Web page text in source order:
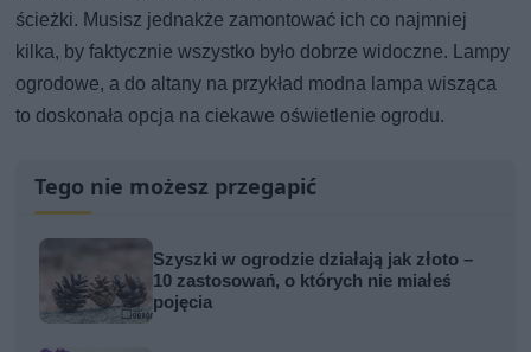
ścieżki. Musisz jednakże zamontować ich co najmniej
kilka, by faktycznie wszystko było dobrze widoczne. Lampy
ogrodowe, a do altany na przykład modna lampa wisząca
to doskonała opcja na ciekawe oświetlenie ogrodu.
Tego nie możesz przegapić
Szyszki w ogrodzie działają jak złoto –
10 zastosowań, o których nie miałeś
pojęcia